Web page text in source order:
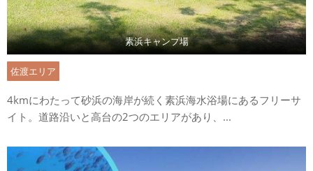
素浜キャンプ場
佐渡エリア
4kmにわたって砂浜の海岸が続く素浜海水浴場にあるフリーサ
イト。道路沿いと高台の2つのエリアがあり、...